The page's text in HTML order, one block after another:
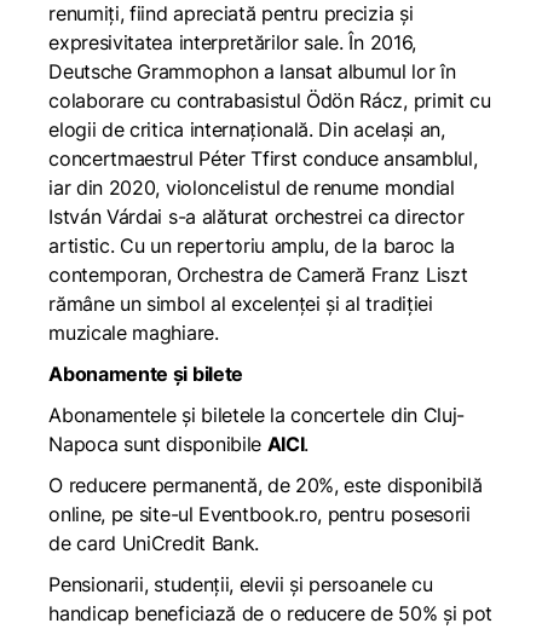
renumiți, fiind apreciată pentru precizia și
expresivitatea interpretărilor sale. În 2016,
Deutsche Grammophon a lansat albumul lor în
colaborare cu contrabasistul Ödön Rácz, primit cu
elogii de critica internațională. Din același an,
concertmaestrul Péter Tfirst conduce ansamblul,
iar din 2020, violoncelistul de renume mondial
István Várdai s-a alăturat orchestrei ca director
artistic. Cu un repertoriu amplu, de la baroc la
contemporan, Orchestra de Cameră Franz Liszt
rămâne un simbol al excelenței și al tradiției
muzicale maghiare.
Abonamente și bilete
Abonamentele și biletele la concertele din Cluj-
Napoca sunt disponibile AICI.
O reducere permanentă, de 20%, este disponibilă
online, pe site-ul Eventbook.ro, pentru posesorii
de card UniCredit Bank.
Pensionarii, studenții, elevii și persoanele cu
handicap beneficiază de o reducere de 50% și pot